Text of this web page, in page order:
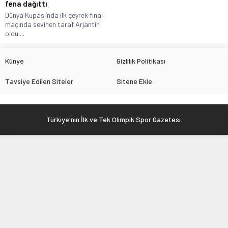
fena dağıttı
Dünya Kupası’nda ilk çeyrek final
maçında sevinen taraf Arjantin
oldu....
Künye Gizlilik Politikası
Tavsiye Edilen Siteler Sitene Ekle
Türkiye'nin İlk ve Tek Olimpik Spor Gazetesi.